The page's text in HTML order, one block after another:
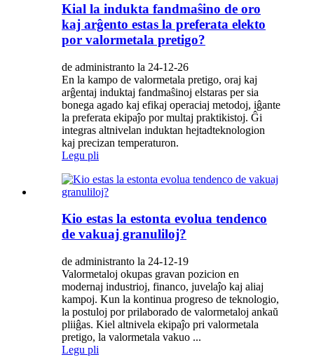
Kial la indukta fandmaŝino de oro
kaj arĝento estas la preferata elekto
por valormetala pretigo?
de administranto la 24-12-26
En la kampo de valormetala pretigo, oraj kaj
arĝentaj induktaj fandmaŝinoj elstaras per sia
bonega agado kaj efikaj operaciaj metodoj, iĝante
la preferata ekipaĵo por multaj praktikistoj. Ĝi
integras altnivelan induktan hejtadteknologion
kaj precizan temperaturon.
Legu pli
Kio estas la estonta evolua tendenco
de vakuaj granuliloj?
de administranto la 24-12-19
Valormetaloj okupas gravan pozicion en
modernaj industrioj, financo, juvelaĵo kaj aliaj
kampoj. Kun la kontinua progreso de teknologio,
la postuloj por prilaborado de valormetaloj ankaŭ
pliiĝas. Kiel altnivela ekipaĵo pri valormetala
pretigo, la valormetala vakuo ...
Legu pli